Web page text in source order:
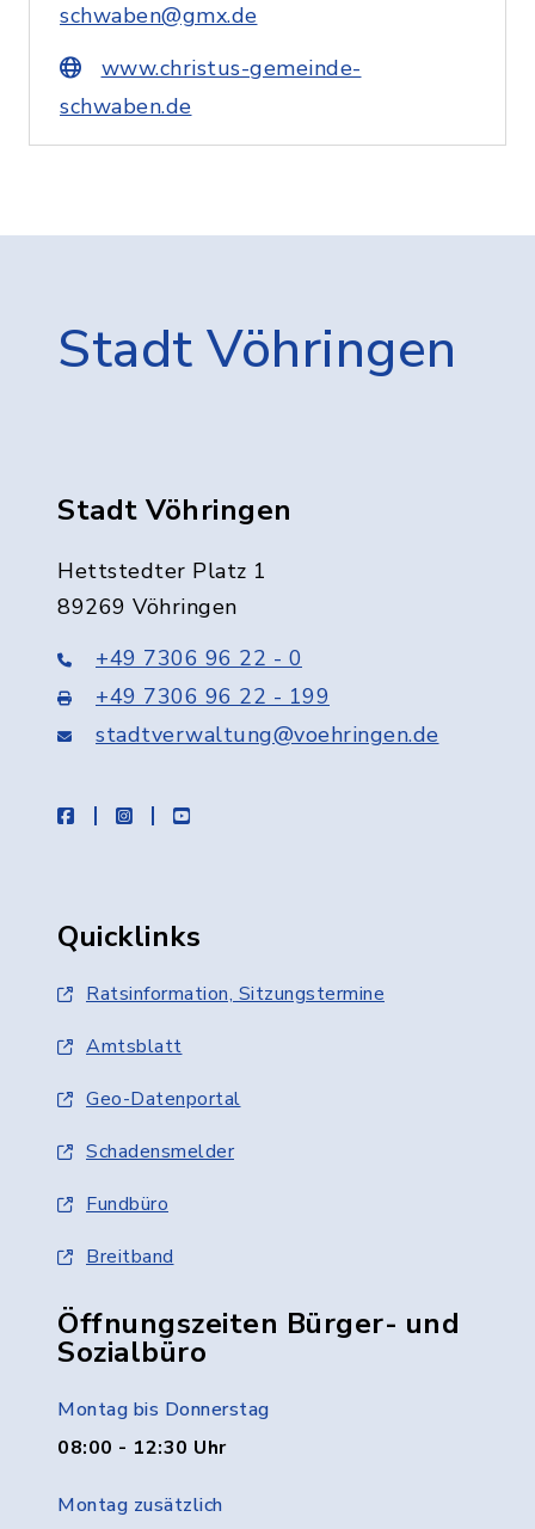
schwaben@gmx.de
www.christus-gemeinde-
schwaben.de
Stadt Vöhringen
Stadt Vöhringen
Hettstedter Platz 1
89269 Vöhringen
+49 7306 96 22 - 0
+49 7306 96 22 - 199
stadtverwaltung@voehringen.de
facebookinstagramyoutube
Quicklinks
Ratsinformation, Sitzungstermine
Amtsblatt
Geo-Datenportal
Schadensmelder
Fundbüro
Breitband
Öffnungszeiten Bürger- und
Sozialbüro
Montag bis Donnerstag
08:00 - 12:30 Uhr
Montag zusätzlich